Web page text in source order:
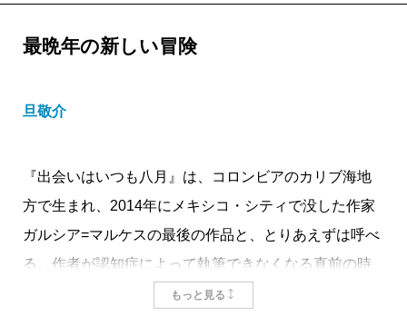
ぶっても絶望しても、嘆いてもはしゃいでも、いつだ
の国民性に至るまで、アジアのおとなしい小さな島国
み、なじんできた欧米の小説や物語とは、何もかもが
異なっているとしか思えない。ただそれだけの理由
で、長い間、ガルシア=マルケスという作家を敬遠して
いたことを深く羞じたのもその時だった。
以後、彼の代表作『百年の孤独』（身近な友人知人
最晩年の新しい冒険
旦敬介
『出会いはいつも八月』は、コロンビアのカリブ海地
方で生まれ、2014年にメキシコ・シティで没した作家
ガルシア=マルケスの最後の作品と、とりあえずは呼べ
る。作者が認知症によって執筆できなくなる直前の時
期に書いていたという作品で、時期的には、『わが悲
もっと見る